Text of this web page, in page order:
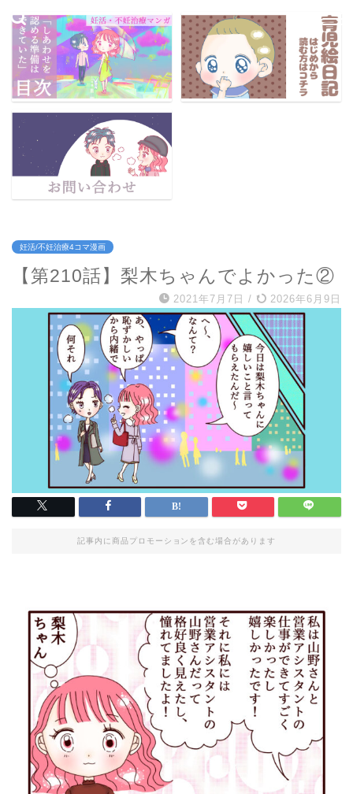
妊活/不妊治療4コマ漫画
【第210話】梨木ちゃんでよかった②
2021年7月7日 / 2026年6月9日
記事内に商品プロモーションを含む場合があります